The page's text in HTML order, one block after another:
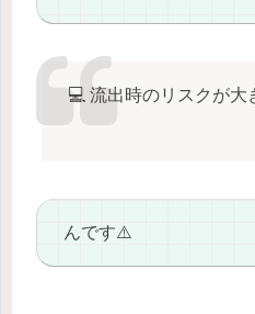
💻 流出時のリスクが大
んです⚠️